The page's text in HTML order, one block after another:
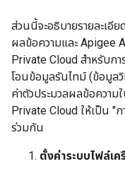
ส่วนนี้จะอธิบายรายละเอี
ผลข้อความและ Apigee
Private Cloud สำหรับก
โอนข้อมูลรันไทม์ (ข้อมูล
ค่าตัวประมวลผลข้อควา
Private Cloud ให้เป็น "
ร่วมกัน
ตั้งค่าระบบไฟล์เ